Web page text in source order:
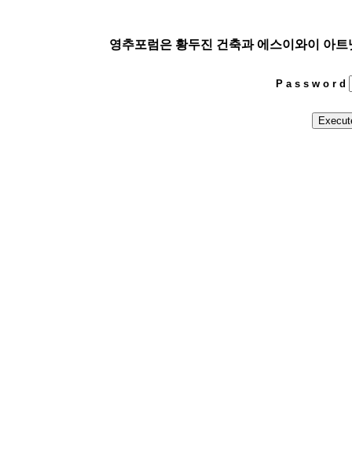
영추포럼은 황두진 건축과 에스이와이 아
P a s s w o r d